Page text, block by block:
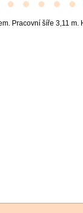
Pracovní šíře 3,11